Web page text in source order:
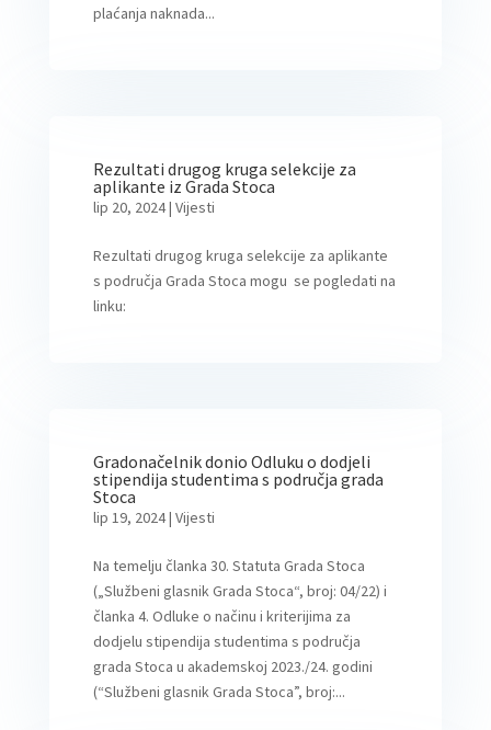
plaćanja naknada...
Rezultati drugog kruga selekcije za
aplikante iz Grada Stoca
lip 20, 2024| Vijesti
Rezultati drugog kruga selekcije za aplikante
s područja Grada Stoca mogu se pogledati na
linku:
Gradonačelnik donio Odluku o dodjeli
stipendija studentima s područja grada
Stoca
lip 19, 2024| Vijesti
Na temelju članka 30. Statuta Grada Stoca
(„Službeni glasnik Grada Stoca“, broj: 04/22) i
članka 4. Odluke o načinu i kriterijima za
dodjelu stipendija studentima s područja
grada Stoca u akademskoj 2023./24. godini
(“Službeni glasnik Grada Stoca”, broj:...